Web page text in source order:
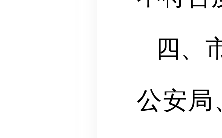
四、
公安局